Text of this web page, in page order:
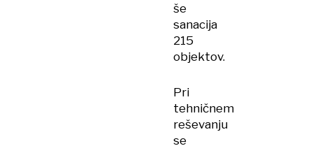
še
sanacija
215
objektov.
Pri
tehničnem
reševanju
se